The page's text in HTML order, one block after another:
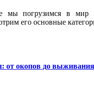
мы погрузимся в мир
его основные
от окопов до